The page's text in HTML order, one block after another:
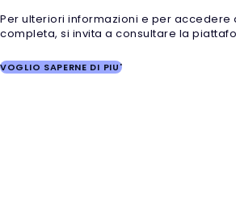
Per ulteriori informazioni e per accedere
completa, si invita a consultare la
VOGLIO SAPERNE DI PIU'